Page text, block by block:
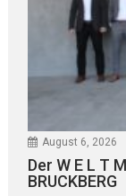
August 6, 2026
Der W E L T
BRUCKBERG